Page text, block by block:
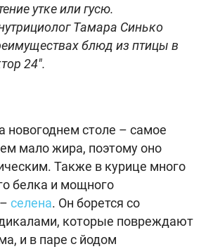
утке или гусю.
Тамара Синько
блюд из птицы в
24".
новогоднем столе – самое
мало жира, поэтому оно
Также в курице много
белка и мощного
селена. Он борется со
которые повреждают
и в паре с йодом